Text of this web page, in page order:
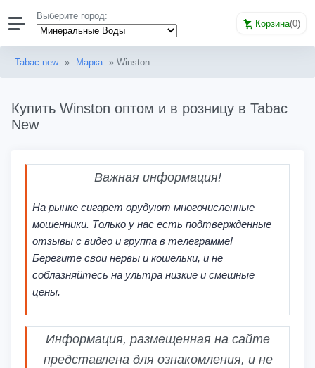
Выберите город:
Корзина(0)
Tabac new » Марка » Winston
Купить Winston оптом и в розницу в Tabac
New
Важная информация!
На рынке сигарет орудуют многочисленные
мошенники. Только у нас есть подтвержденные
отзывы с видео и группа в телеграмме!
Берегите свои нервы и кошельки, и не
соблазняйтесь на ультра низкие и смешные
цены.
Информация, размещенная на сайте
представлена для ознакомления, и не